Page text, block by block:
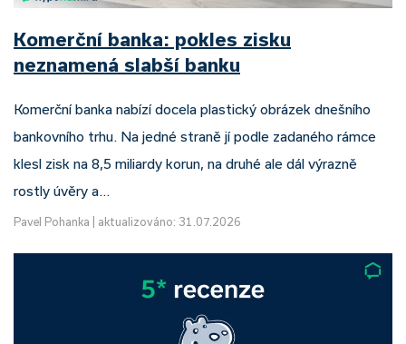
Komerční banka: pokles zisku
neznamená slabší banku
Komerční banka nabízí docela plastický obrázek dnešního
bankovního trhu. Na jedné straně jí podle zadaného rámce
klesl zisk na 8,5 miliardy korun, na druhé ale dál výrazně
rostly úvěry a…
Pavel Pohanka aktualizováno: 31.07.2026